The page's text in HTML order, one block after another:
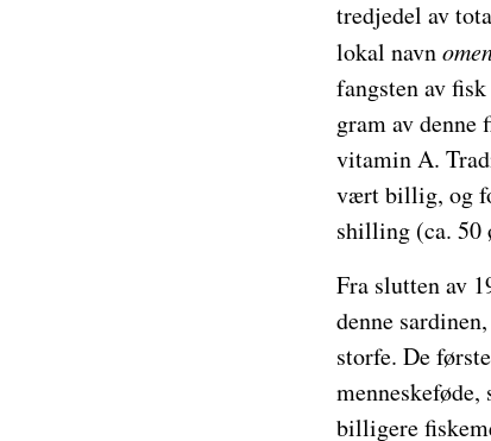
tredjedel av
lokal navn
fangsten av
gram av
vitamin A.
vært billig, og
shilling (ca. 50
Fra slutten av
denne
storfe. De
billigere